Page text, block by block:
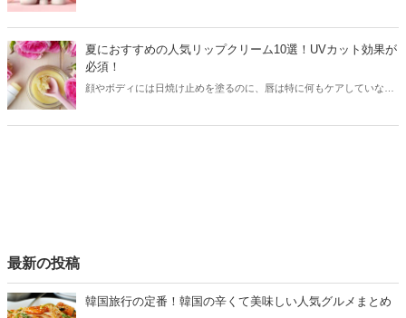
ましょう。
夏におすすめの人気リップクリーム10選！UVカット効果が
必須！
顔やボディには日焼け止めを塗るのに、唇は特に何もケアしていな
最新の投稿
韓国旅行の定番！韓国の辛くて美味しい人気グルメまとめ